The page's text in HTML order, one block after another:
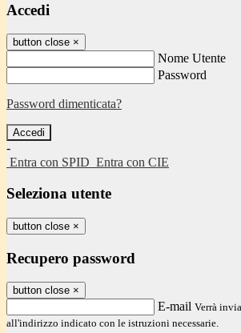
Accedi
button close ×
Nome Utente
Password
Password dimenticata?
-
Entra con SPID Entra con CIE
Seleziona utente
button close ×
Recupero password
button close ×
E-mail Verrà
all'indirizzo indicato con le istruzioni necessarie.